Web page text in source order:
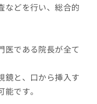
などを行い、総合的
医である院長が全て
鏡と、口から挿入す
です。